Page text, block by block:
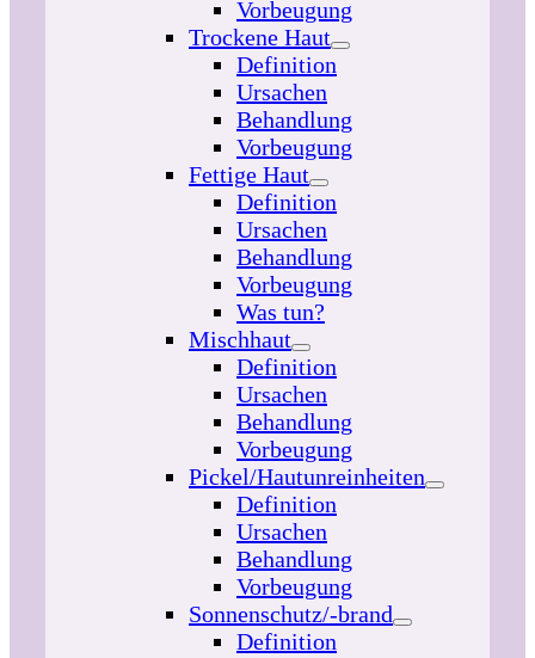
Vorbeugung
Trockene Haut
Definition
Ursachen
Behandlung
Vorbeugung
Fettige Haut
Definition
Ursachen
Behandlung
Vorbeugung
Was tun?
Mischhaut
Definition
Ursachen
Behandlung
Vorbeugung
Pickel/Hautunreinheiten
Definition
Ursachen
Behandlung
Vorbeugung
Sonnenschutz/-brand
Definition